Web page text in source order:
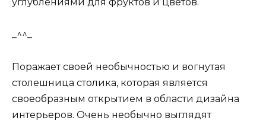
_^^_
Поражает своей необычностью и вогнутая
столешница столика, которая является
своеобразным открытием в области дизайна
интерьеров. Очень необычно выглядят